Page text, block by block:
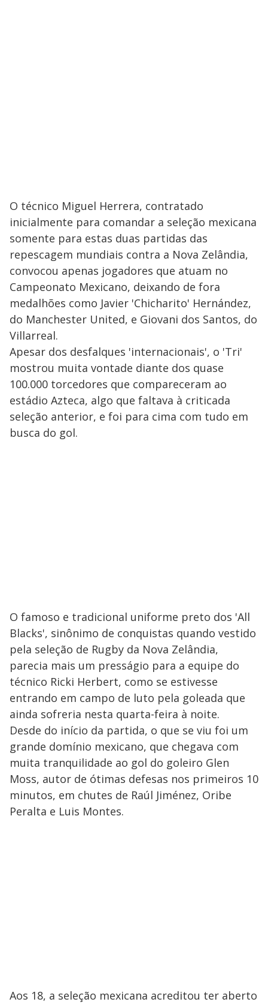
O técnico Miguel Herrera, contratado
inicialmente para comandar a seleção mexicana
somente para estas duas partidas das
repescagem mundiais contra a Nova Zelândia,
convocou apenas jogadores que atuam no
Campeonato Mexicano, deixando de fora
medalhões como Javier 'Chicharito' Hernández,
do Manchester United, e Giovani dos Santos, do
Villarreal.
Apesar dos desfalques 'internacionais', o 'Tri'
mostrou muita vontade diante dos quase
100.000 torcedores que compareceram ao
estádio Azteca, algo que faltava à criticada
seleção anterior, e foi para cima com tudo em
busca do gol.
O famoso e tradicional uniforme preto dos 'All
Blacks', sinônimo de conquistas quando vestido
pela seleção de Rugby da Nova Zelândia,
parecia mais um presságio para a equipe do
técnico Ricki Herbert, como se estivesse
entrando em campo de luto pela goleada que
ainda sofreria nesta quarta-feira à noite.
Desde do início da partida, o que se viu foi um
grande domínio mexicano, que chegava com
muita tranquilidade ao gol do goleiro Glen
Moss, autor de ótimas defesas nos primeiros 10
minutos, em chutes de Raúl Jiménez, Oribe
Peralta e Luis Montes.
Aos 18, a seleção mexicana acreditou ter aberto